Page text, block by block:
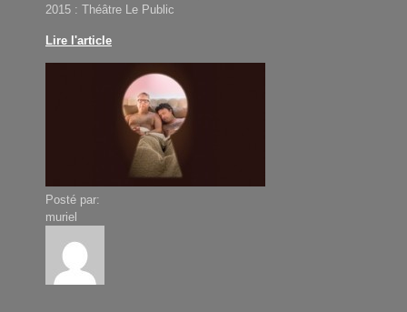
2015 : Théâtre Le Public
Lire l'article
Posté par:
muriel